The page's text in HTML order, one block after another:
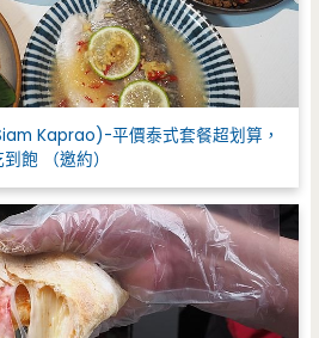
Kaprao)-平價泰式套餐超划算，
飽 （邀約）